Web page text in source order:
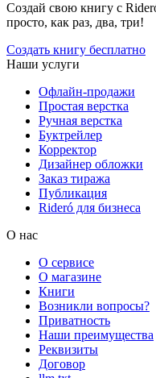
Создай свою книгу с
просто, как раз, два, три!
Создать книгу бесплатно
Наши услуги
Офлайн-продажи
Простая верстка
Ручная верстка
Буктрейлер
Корректор
Дизайнер обложки
Заказ тиража
Публикация
Rideró для бизнеса
О нас
О сервисе
О магазине
Книги
Возникли вопросы?
Приватность
Наши преимущества
Реквизиты
Договор